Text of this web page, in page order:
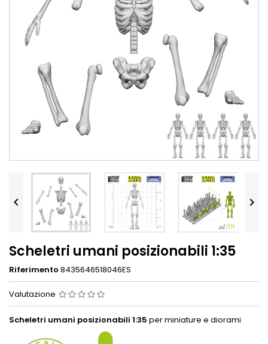
 
Scheletri umani posizionabili 1:35
Riferimento 8435646518046ES
Valutazione
Scheletri umani posizionabili 1:35 per miniature e diorami